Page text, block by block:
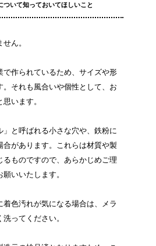
ついて知っておいてほしいこと
ん。
作られているため、サイズや形
。それも風合いや個性として、お
います。
と呼ばれる小さな穴や、鉄粉に
合があります。これらは材質や製
るものですので、あらかじめご理
いいたします。
色汚れが気になる場合は、メラ
ってください。